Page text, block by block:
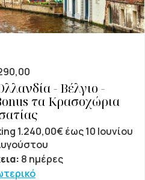
- Βέλγιο -
τα Κρασοχώρια
1.240,00€ έως 10 Ιουνίου
8 ημέρες